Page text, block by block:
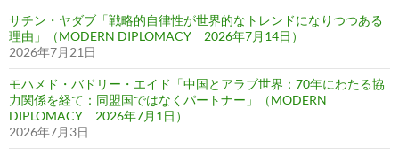
サチン・ヤダブ「戦略的自律性が世界的なトレンドになりつつある
理由」（MODERN DIPLOMACY 2026年7月14日）
2026年7月21日
モハメド・バドリー・エイド「中国とアラブ世界：70年にわたる協
力関係を経て：同盟国ではなくパートナー」（MODERN
DIPLOMACY 2026年7月1日）
2026年7月3日